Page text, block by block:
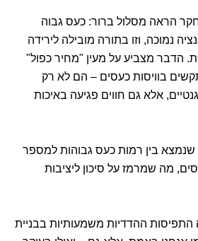
הראה מסלול ברור: כעס גבוה
נמוכה, וזו בתורה מובילה לירידה
הדבר מצביע על מעין "מחיר כפול"
בוויסות כעסים – הם לא רק
אלא גם חווים פגיעה באיכות
בין רמות כעס גבוהות למספר
מה שמרמז על סיכון ליציבות
ההדדיות משמעותיות בבניית